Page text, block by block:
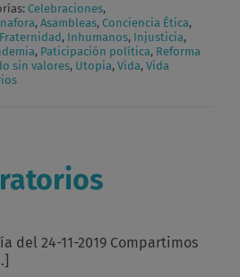
Celebraciones,
, Asambleas, Conciencia Ética,
Fraternidad, Inhumanos, Injusticia,
, Paticipación política, Reforma
sin valores, Utopia, Vida, Vida
del 24-11-2019 Compartimos